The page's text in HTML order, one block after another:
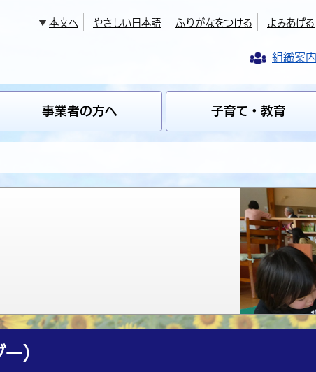
本文へ やさしい日本語 ふりがなをつける よみあげる
組織案内
事業者の方へ 子育て・教育
）